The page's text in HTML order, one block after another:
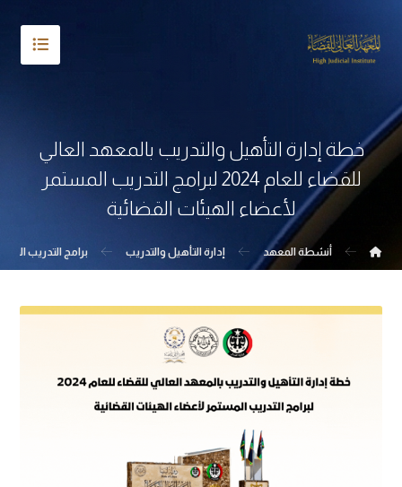
خطة إدارة التأهيل والتدريب بالمعهد العالي
للقضاء للعام 2024 لبرامج التدريب المستمر
لأعضاء الهيئات القضائية
أنشطة المعهد إدارة التأهيل والتدريب برامج التدريب